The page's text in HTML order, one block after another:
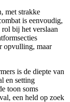
met strakke
is eenvoudig,
bij het verslaan
opvulling, maar
is de diepte van
en setting
toon soms
een held op zoek